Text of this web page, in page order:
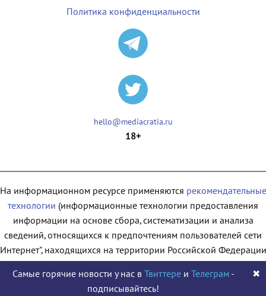
Политика конфиденциальности
hello@mediacratia.ru
18+
На информационном ресурсе применяются рекомендательные
технологии (информационные технологии предоставления
информации на основе сбора, систематизации и анализа
сведений, относящихся к предпочтениям пользователей сети
находящихся на территории Российской
© 2009 - 2026
Самые горячие новости у нас в Твиттереи Телеграм -
подписывайтесь!
✖